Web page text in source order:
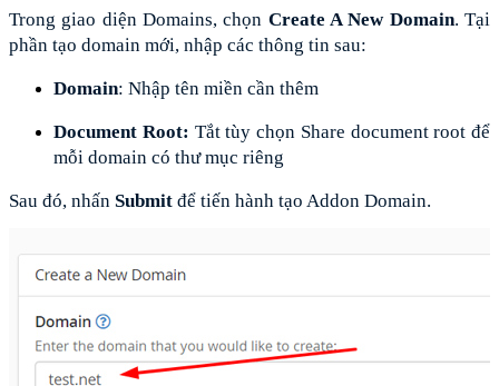
Trong giao diện Domains, chọn Create A New Domain. Tại
phần tạo domain mới, nhập các thông tin sau:
Domain: Nhập tên miền cần thêm
Document Root: Tắt tùy chọn Share document root để
mỗi domain có thư mục riêng
Sau đó, nhấn Submit để tiến hành tạo Addon Domain.